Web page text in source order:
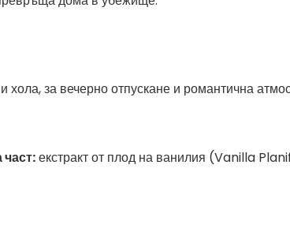
за вечерно отпускане и романтична
част:екстракт от плод на ванилия (Vanilla